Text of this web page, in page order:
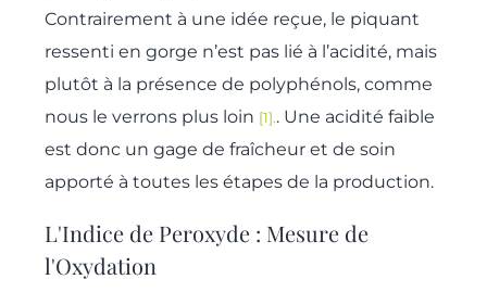
Contrairement à une idée reçue, le piquant
ressenti en gorge n’est pas lié à l’acidité, mais
plutôt à la présence de polyphénols, comme
nous le verrons plus loin [1].. Une acidité faible
est donc un gage de fraîcheur et de soin
apporté à toutes les étapes de la production.
L'Indice de Peroxyde : Mesure de
l'Oxydation